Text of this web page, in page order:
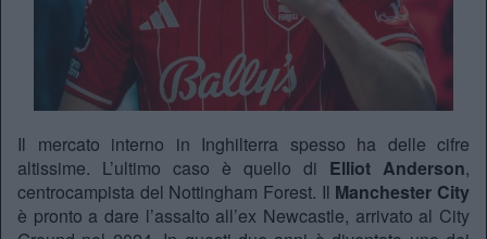
Il mercato interno in Inghilterra spesso ha delle cifre
altissime. L’ultimo caso è quello di Elliot Anderson,
centrocampista del Nottingham Forest. Il Manchester City
è pronto a dare l’assalto all’ex Newcastle, arrivato al City